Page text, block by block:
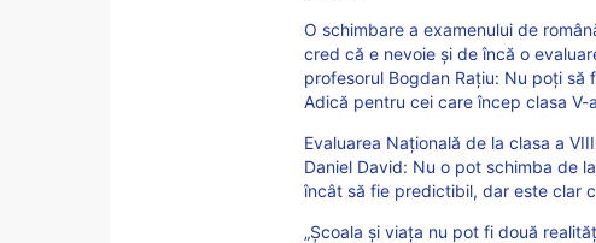
O schimbare a examenului de
cred că e nevoie și de încă o
profesorul Bogdan Rațiu: Nu poți să
Adică pentru cei care încep clasa
Evaluarea Națională de la clasa a
Daniel David: Nu o pot schimba de
încât să fie predictibil, dar este clar
„Școala și viața nu pot fi două